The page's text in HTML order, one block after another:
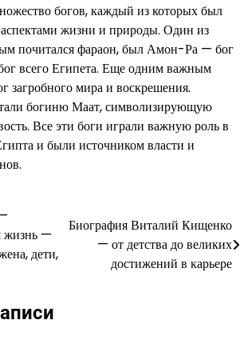
богов, каждый из которых был
жизни и природы. Один из
почитался фараон, был Амон-Ра — бог
всего Египета. Еще одним важным
загробного мира и воскрешения.
богиню Маат, символизирующую
Все эти боги играли важную роль в
и были источником власти и
жизнь —
дети,
Биография Виталий Кищенко
— от детства до великих
достижений в карьере